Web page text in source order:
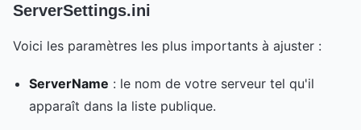
ServerSettings.ini
Voici les paramètres les plus importants à ajuster :
ServerName : le nom de votre serveur tel qu'il
apparaît dans la liste publique.